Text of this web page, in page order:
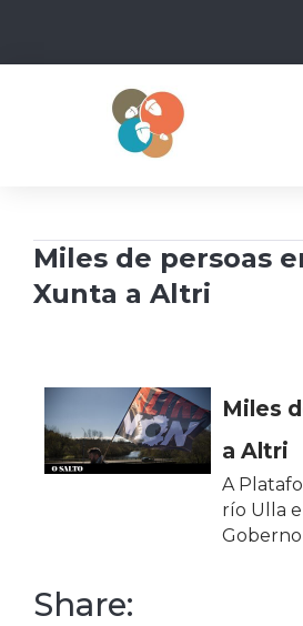
content
Miles de persoas
Xunta a Altri
Miles
a Altri
A
río Ulla
Share: